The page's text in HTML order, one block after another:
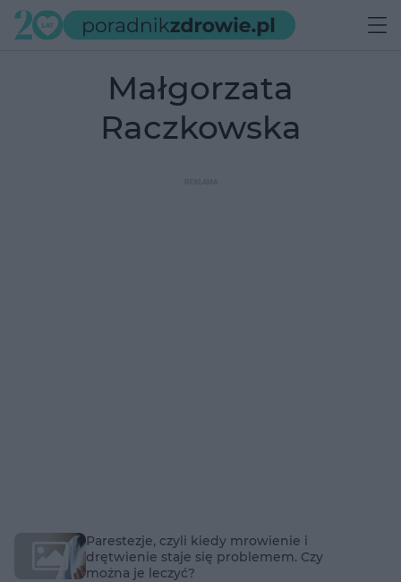
Małgorzata
Raczkowska
Parestezje, czyli kiedy mrowienie i
drętwienie staje się problemem. Czy
można je leczyć?